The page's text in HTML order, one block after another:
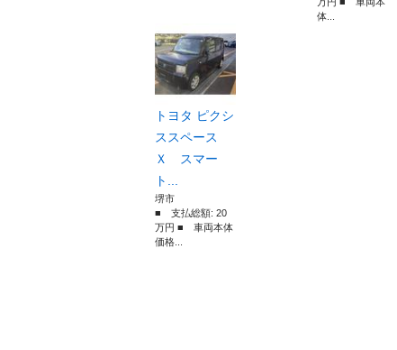
体...
トヨタ ピクシ
ススペース
Ｘ スマー
ト...
堺市
■ 支払総額: 20
万円 ■ 車両本体
価格...